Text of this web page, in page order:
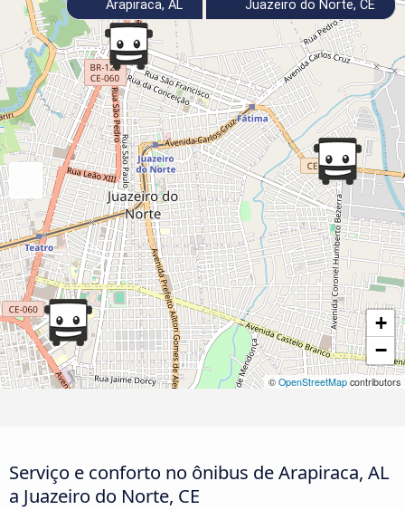
+
−
© OpenStreetMap contributors
Arapiraca, AL Juazeiro do Norte, CE
Serviço e conforto no ônibus de Arapiraca, AL
a Juazeiro do Norte, CE